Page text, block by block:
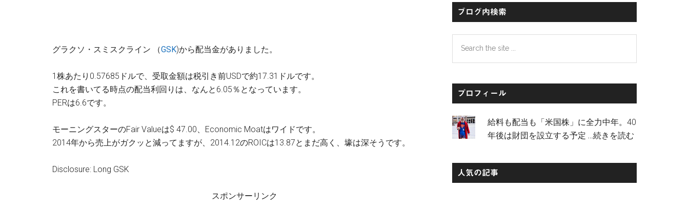
グラクソ・スミスクライン （GSK)から配当金がありました。
1株あたり0.57685ドルで、受取金額は税引き前USDで約17.31ドルです。
これを書いてる時点の配当利回りは、なんと6.05％となっています。
PERは6.6です。
モーニングスターのFair Valueは$ 47.00、Economic Moatはワイドです。
2014年から売上がガクッと減ってますが、2014.12のROICは13.87とまだ高く、壕は深そうです。
Disclosure: Long GSK
スポンサーリンク
ブログ内検索
the
プロフィール
給料も配当も「米国株」に全力中年。40
年後は財団を設立する予定 …続きを読む
人気の記事